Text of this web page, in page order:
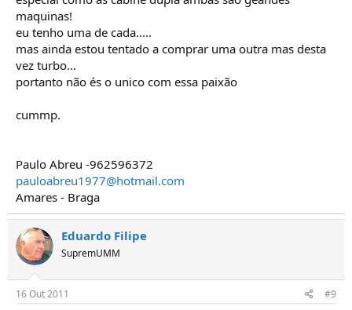
maquinas!
eu tenho uma de cada.....
mas ainda estou tentado a comprar uma outra mas desta
vez turbo...
portanto não és o unico com essa paixão
cummp.
Paulo Abreu -962596372
pauloabreu1977@hotmail.com
Amares - Braga
Eduardo Filipe
SupremUMM
16 Out 2011 #9